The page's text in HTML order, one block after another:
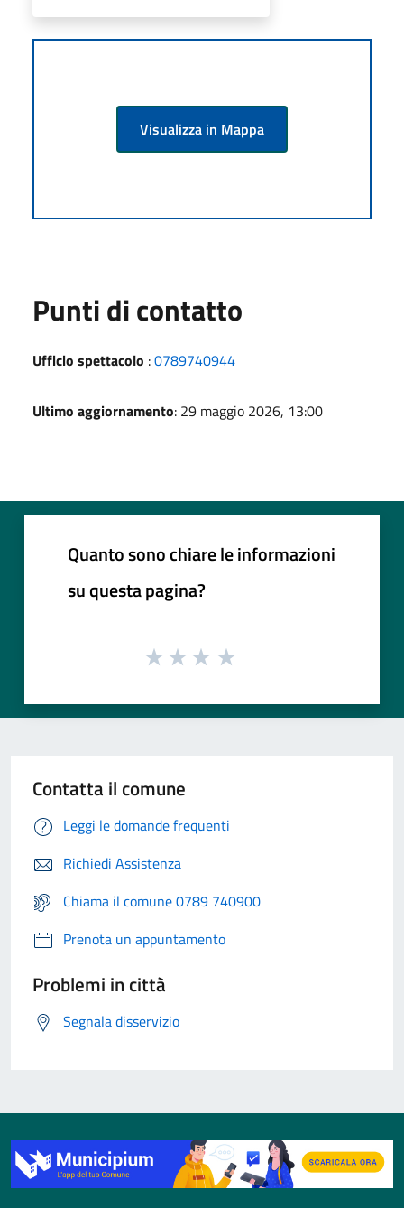
Visualizza in Mappa
Punti di contatto
Ufficio spettacolo :0789740944
Ultimo aggiornamento: 29 maggio 2026, 13:00
Quanto sono chiare le informazioni
su questa pagina?
Contatta il comune
Leggi le domande frequenti
Richiedi Assistenza
Chiama il comune 0789 740900
Prenota un appuntamento
Problemi in città
Segnala disservizio